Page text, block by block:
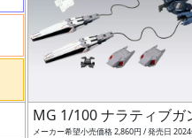
MG 1/100 ナラティブガ
メーカー希望小売価格 2,860円 / 発売日 2024